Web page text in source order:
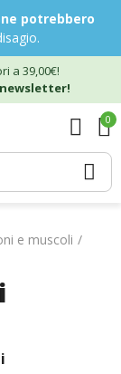
potrebbero
a 39,00€!
0
e muscoli